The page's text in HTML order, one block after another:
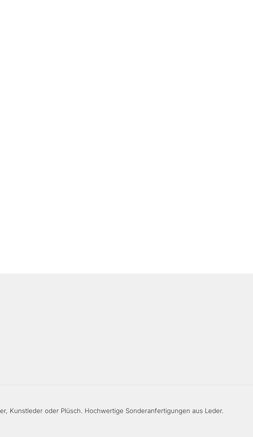
Kunstleder oder Plüsch. Hochwertige Sonderanfertigungen aus Leder.